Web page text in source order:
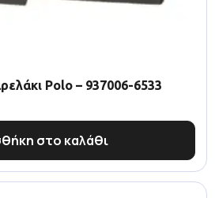
Polo – 937006-6533
στο καλάθι